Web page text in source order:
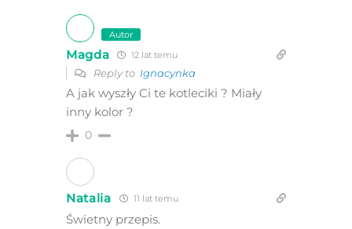
Autor
Magda 12 lat temu
Reply to Ignacynka
A jak wyszły Ci te kotleciki ? Miały
inny kolor ?
0
Natalia 11 lat temu
Świetny przepis.